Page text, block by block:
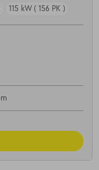
115 kW ( 156 PK )